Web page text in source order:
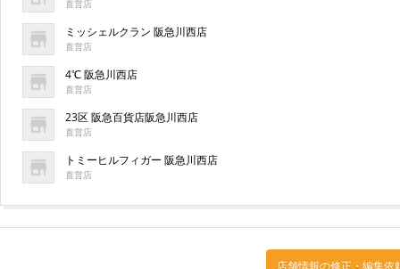
直営店
ミッシェルクラン 阪急川西店
直営店
4℃ 阪急川西店
直営店
23区 阪急百貨店阪急川西店
直営店
トミーヒルフィガー 阪急川西店
直営店
店舗情報の修正・編集依